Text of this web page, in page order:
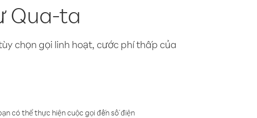
Qua-ta
chọn gọi linh hoạt, cước phí thấp của
có thể thực hiện cuộc gọi đến số điện